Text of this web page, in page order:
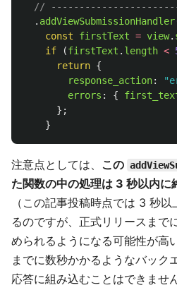
//
. addViewSubmissionHandler
const
firstText = view.
if
(firstText . length <
return {
response_action: "
errors : {
};
}
注意点としては、 この
た関数の中の処理は 3 秒以内に
（この記事投稿時点では 3 秒
るのですが、正式リリースまで
められるようになる可能性が高
までに数秒かかるようなバック
応答に組み込むことはできませ